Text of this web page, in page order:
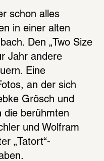
schon alles
in einer alten
Den „Two Size
Jahr andere
Eine
an der sich
Grösch und
die berühmten
und Wolfram
„Tatort“-